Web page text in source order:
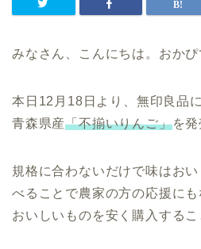
みなさん、こんにちは。おかぴ
本日 12 月 18 日より、無印良品
青森県産「不揃いりんご」を発
規格に合わないだけで味はお
べることで農家の方の応援に
おいしいものを安く購入するこ